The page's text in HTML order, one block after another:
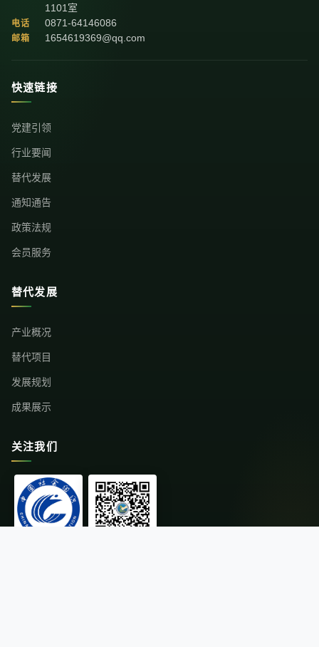
1101室
电话 0871-64146086
邮箱 1654619369@qq.com
快速链接
党建引领
行业要闻
替代发展
通知通告
政策法规
会员服务
替代发展
产业概况
替代项目
发展规划
成果展示
关注我们